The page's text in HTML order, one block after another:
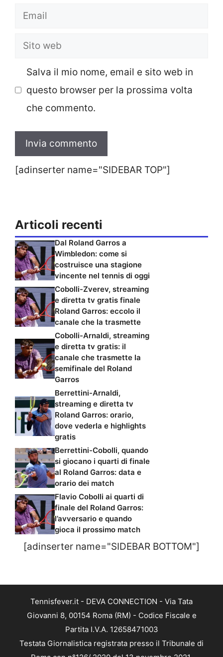
Email
Sito
Salva il mio nome, email e sito web in
questo browser per la prossima volta
che commento.
[adinserter name="SIDEBAR TOP"]
Articoli recenti
Dal Roland Garros a
Wimbledon: come si
costruisce una stagione
vincente nel tennis di oggi
Cobolli-Zverev, streaming
e diretta tv gratis finale
Roland Garros: eccolo il
canale che la trasmette
Cobolli-Arnaldi, streaming
e diretta tv gratis: il
canale che trasmette la
semifinale del Roland
Garros
Berrettini-Arnaldi,
streaming e diretta tv
Roland Garros: orario,
dove vederla e highlights
gratis
Berrettini-Cobolli, quando
si giocano i quarti di finale
al Roland Garros: data e
orario dei match
Flavio Cobolli ai quarti di
finale del Roland Garros:
l’avversario e quando
gioca il prossimo match
[adinserter name="SIDEBAR BOTTOM"]
Tennisfever.it - DEVA CONNECTION - Via Tata
Giovanni 8, 00154 Roma (RM) - Codice Fiscale e
Partita I.V.A. 12658471003
Testata Giornalistica registrata presso il Tribunale di